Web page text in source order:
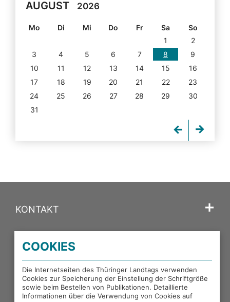
AUGUST 2026
Mo Di Mi Do Fr Sa
So
1
2
3
4 5 6 7 8
9
10
11 12 13 14 15
16
17
18 19 20 21 22
23
24
25 26 27 28 29
30
31
KONTAKT
PORTALE DES THÜRINGER LANDTAGS
EXTERNE LINKS
COOKIES
Die Internetseiten des Thüringer Landtags verwenden
Cookies zur Speicherung der Einstellung der Schriftgröße
sowie beim Bestellen von Publikationen. Detaillierte
Informationen über die Verwendung von Cookies auf